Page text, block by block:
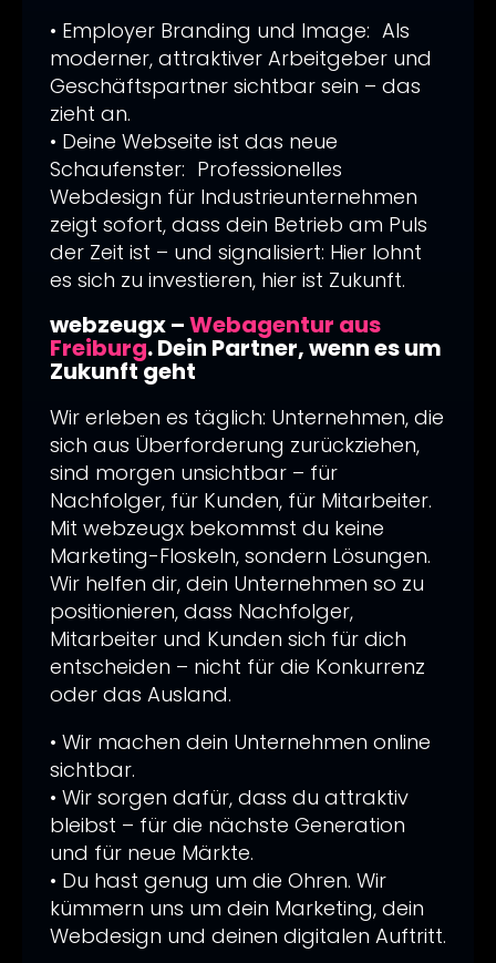
• Employer Branding und Image: Als
moderner, attraktiver Arbeitgeber und
Geschäftspartner sichtbar sein – das
zieht an.
• Deine Webseite ist das neue
Schaufenster: Professionelles
Webdesign für Industrieunternehmen
zeigt sofort, dass dein Betrieb am Puls
der Zeit ist – und signalisiert: Hier lohnt
es sich zu investieren, hier ist Zukunft.
webzeugx –Webagentur aus
Freiburg. Dein Partner, wenn es um
Zukunft geht
Wir erleben es täglich: Unternehmen, die
sich aus Überforderung zurückziehen,
sind morgen unsichtbar – für
Nachfolger, für Kunden, für Mitarbeiter.
Mit webzeugx bekommst du keine
Marketing-Floskeln, sondern Lösungen.
Wir helfen dir, dein Unternehmen so zu
positionieren, dass Nachfolger,
Mitarbeiter und Kunden sich für dich
entscheiden – nicht für die Konkurrenz
oder das Ausland.
• Wir machen dein Unternehmen online
sichtbar.
• Wir sorgen dafür, dass du attraktiv
bleibst – für die nächste Generation
und für neue Märkte.
• Du hast genug um die Ohren. Wir
kümmern uns um dein Marketing, dein
Webdesign und deinen digitalen Auftritt.